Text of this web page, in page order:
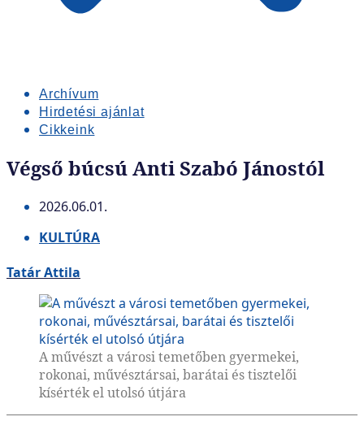
Archívum
Hirdetési ajánlat
Cikkeink
Végső búcsú Anti Szabó Jánostól
2026.06.01.
KULTÚRA
Tatár Attila
A művészt a városi temetőben gyermekei,
rokonai, művésztársai, barátai és tisztelői
kísérték el utolsó útjára